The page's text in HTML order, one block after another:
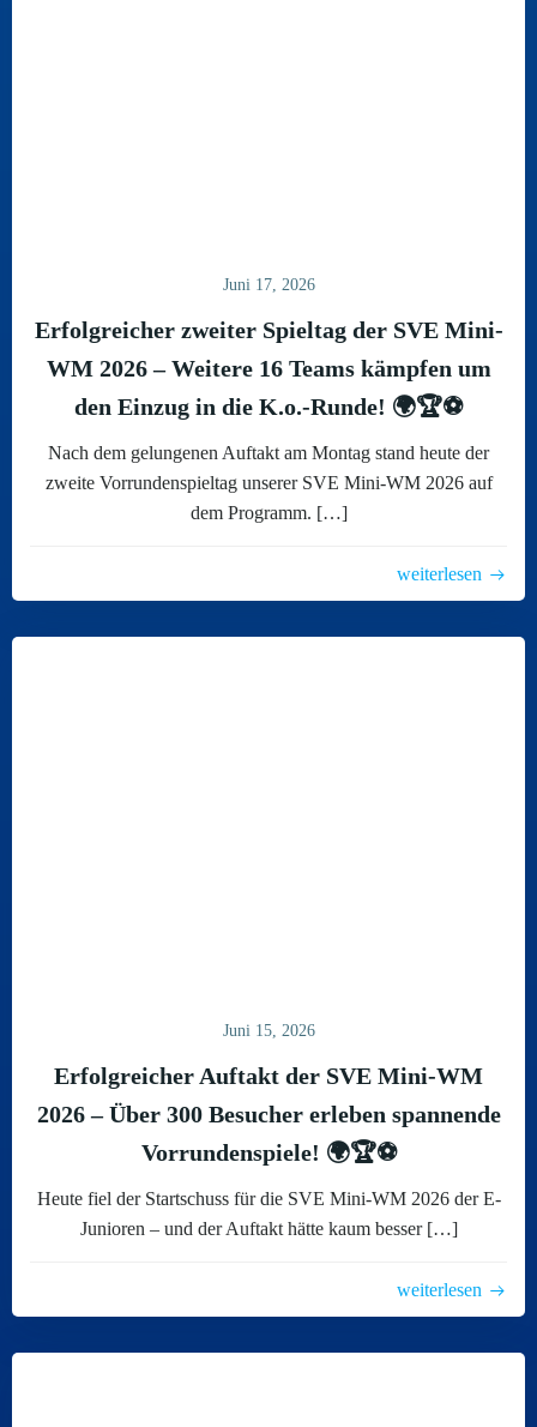
Juni 17, 2026
Erfolgreicher zweiter Spieltag der SVE Mini-
WM 2026 – Weitere 16 Teams kämpfen um
den Einzug in die K.o.-Runde! 🌍🏆⚽
Nach dem gelungenen Auftakt am Montag stand heute der
zweite Vorrundenspieltag unserer SVE Mini-WM 2026 auf
dem Programm. […]
weiterlesen
Juni 15, 2026
Erfolgreicher Auftakt der SVE Mini-WM
2026 – Über 300 Besucher erleben spannende
Vorrundenspiele! 🌍🏆⚽
Heute fiel der Startschuss für die SVE Mini-WM 2026 der E-
Junioren – und der Auftakt hätte kaum besser […]
weiterlesen